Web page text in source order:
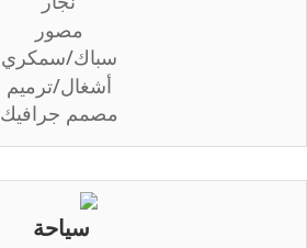
مصور
سباك/سمكري
أشغال/ترميم
مصمم جرافيك
سياحة